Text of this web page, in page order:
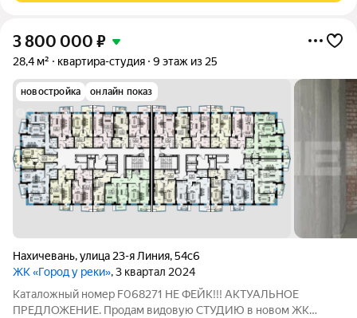
3 800 000 ₽
28,4 м² квартира-студия 9 этаж из 25
новостройка онлайн показ
Нахичевань,улица 23-я Линия,54с6
ЖК «Город у реки», 3 квартал 2024
Каталожный номер F068271 НЕ ФЕЙК!!! АКТУАЛЬНОЕ
ПРЕДЛОЖЕНИЕ. Продам видовую СТУДИЮ в нoвом ЖK